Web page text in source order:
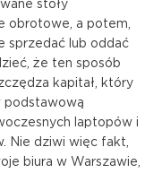
stoły
obrotowe, a potem,
sprzedać lub oddać
że ten sposób
kapitał, który
podstawową
laptopów i
Nie dziwi więc fakt,
biura w Warszawie,